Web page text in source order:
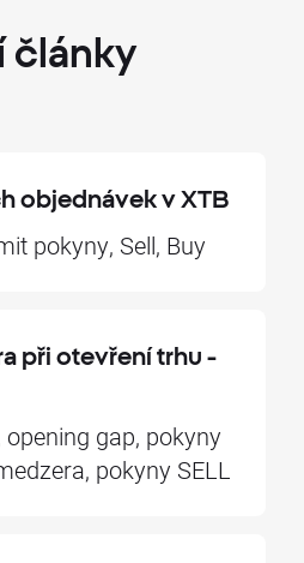
články
objednávek v XTB
pokyny, Sell, Buy
při otevření trhu -
gap, pokyny
pokyny SELL